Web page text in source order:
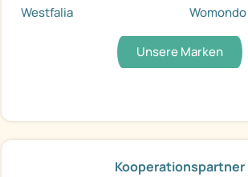
Westfalia
Womondo
Unsere Marken
Kooperationspartner